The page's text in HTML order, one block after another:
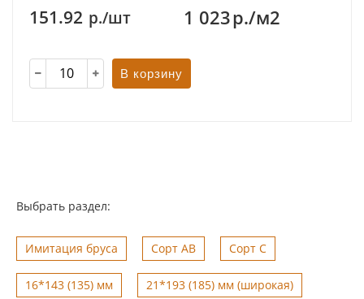
151.92 р./шт 1 023р./м2
В корзину
Выбрать раздел:
Имитация бруса Сорт АВ Сорт С
16*143 (135) мм 21*193 (185) мм (широкая)